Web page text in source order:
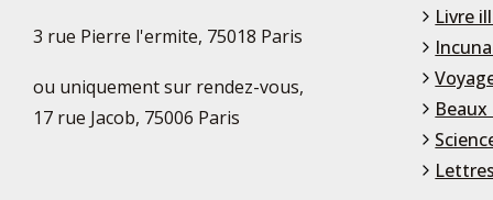
3 rue Pierre l'ermite, 75018 Paris
ou uniquement sur rendez-vous,
17 rue Jacob, 75006 Paris
Livre